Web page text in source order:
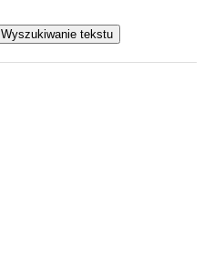
Wyszukiwanie tekstu